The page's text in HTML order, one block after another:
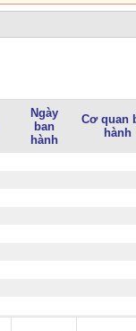
Ngày
ban
hành
Cơ quan
hành